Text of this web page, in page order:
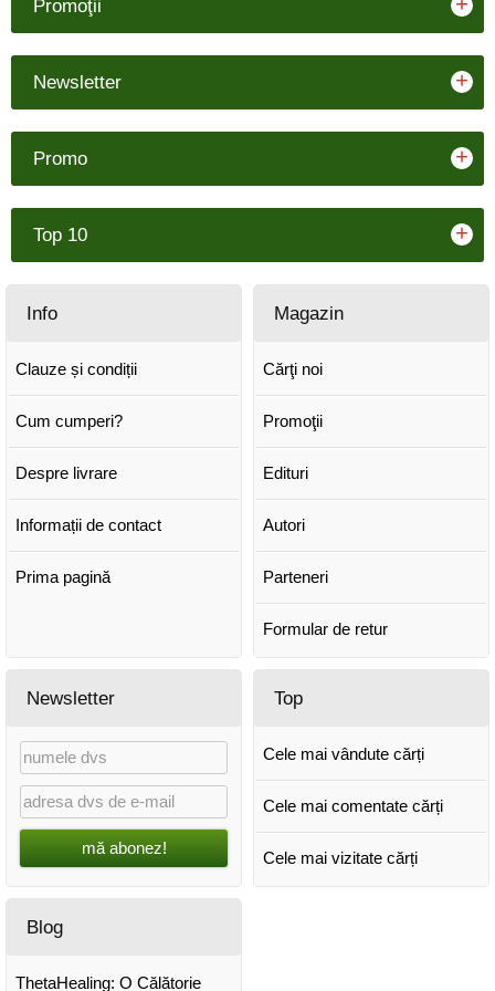
Promoţii
Newsletter +
Promo +
Top 10 +
Info
Clauze și condiții
Cum cumperi?
Despre livrare
Informații de contact
Prima pagină
Magazin
Cărţi noi
Promoţii
Edituri
Autori
Parteneri
Formular de retur
Newsletter
mă abonez!
Top
Cele mai vândute cărți
Cele mai comentate cărți
Cele mai vizitate cărți
Blog
ThetaHealing: O Călătorie